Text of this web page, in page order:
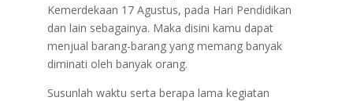
Kemerdekaan 17 Agustus, pada Hari Pendidikan
dan lain sebagainya. Maka disini kamu dapat
menjual barang-barang yang memang banyak
diminati oleh banyak orang.
Susunlah waktu serta berapa lama kegiatan